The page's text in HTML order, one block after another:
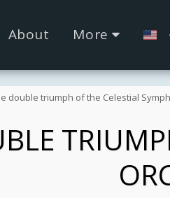
About More
double triumph of the Celestial